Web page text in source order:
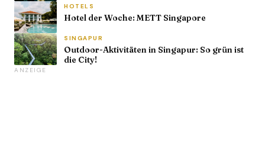
HOTELS
Hotel der Woche: METT Singapore
SINGAPUR
Outdoor-Aktivitäten in Singapur: So grün ist
die City!
ANZEIGE